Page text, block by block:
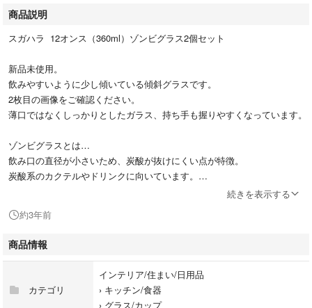
商品説明
スガハラ 12オンス（360ml）ゾンビグラス2個セット
新品未使用。
飲みやすいように少し傾いている傾斜グラスです。
2枚目の画像をご確認ください。
薄口ではなくしっかりとしたガラス、持ち手も握りやすくなっています。
ゾンビグラスとは…
飲み口の直径が小さいため、炭酸が抜けにくい点が特徴。
炭酸系のカクテルやドリンクに向いています。
続きを表示する
約3年前
商品情報
カテゴリ
インテリア/住まい/日用品
› キッチン/食器
› グラス/カップ